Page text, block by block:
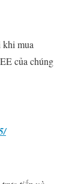
khi mua
của chúng